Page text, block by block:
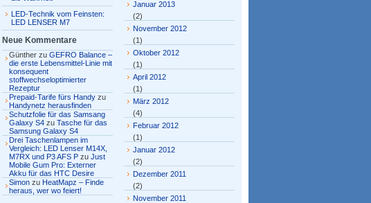
LED-Technik vom Feinsten:
LED LENSER M7
Neue Kommentare
Günther zu GEFRO Balance –
die erste Lebensmittel-Linie mit
konsequent
stoffwechseloptimierter
Rezeptur
Prepaid-Tarife fürs Handy zu
Handynetz herausfinden
Schutzfolie für das Samsang
Galaxy S4 zu Tasche für das
Samsung Galaxy S4
Drei Taschenlampen im
Vergleich: LED Lenser M14X,
M7RX und P3 AFS P zu Just
Mobile Gum Pro: Externer
Akku für das HTC Desire
Simon zu HeatMapz – Finde
heraus, wer wo feiert!
Januar 2013
(2)
November 2012
(1)
Oktober 2012
(1)
April 2012
(1)
März 2012
(4)
Februar 2012
(1)
Januar 2012
(2)
Dezember 2011
(2)
November 2011